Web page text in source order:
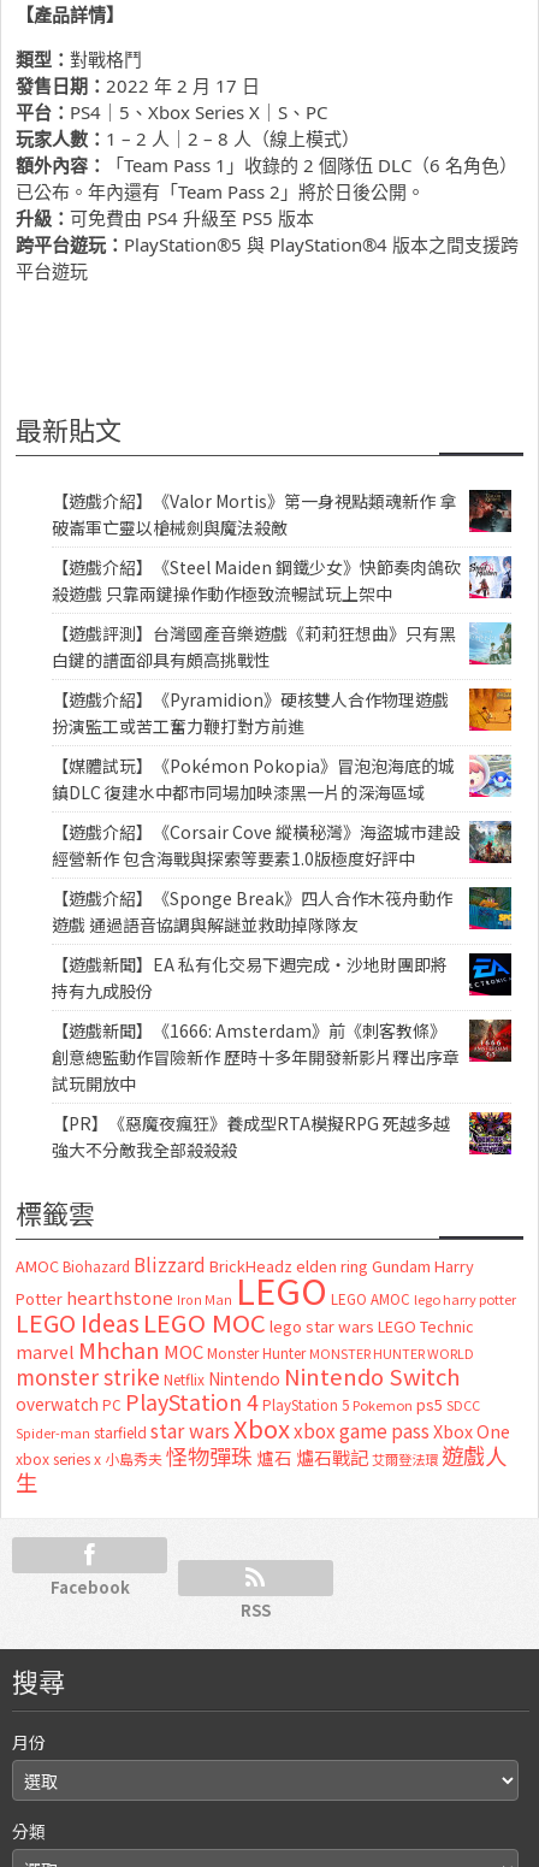
【產品詳情】
類型： 對戰格鬥
發售日期： 2022 年 2 月 17 日
平台 ： PS4｜5、Xbox Series X｜S、PC
玩家人數 ： 1 – 2 人｜2 – 8 人（線上模式）
額外內容 ：
「Team Pass 1」收錄的 2 個隊伍 DLC（6 名角色）
已公布。年內還有「Team Pass 2」將於日後公開。
升級： 可免費由 PS4 升級至 PS5 版本
跨平台遊玩： PlayStation®5 與 PlayStation®4 版本之間支援跨
平台遊玩
最新貼文
【遊戲介紹】《Valor Mortis》第一身視點類魂新作 拿
破崙軍亡靈以槍械劍與魔法殺敵
【遊戲介紹】《Steel Maiden 鋼鐵少女》快節奏肉鴿砍
殺遊戲 只靠兩鍵操作動作極致流暢試玩上架中
【遊戲評測】台灣國產音樂遊戲《莉莉狂想曲》只有黑
白鍵的譜面卻具有頗高挑戰性
【遊戲介紹】《Pyramidion》硬核雙人合作物理遊戲
扮演監工或苦工奮力鞭打對方前進
【媒體試玩】《Pokémon Pokopia》冒泡泡海底的城
鎮DLC 復建水中都市同場加映漆黑一片的深海區域
【遊戲介紹】《Corsair Cove 縱橫秘灣》海盜城市建設
經營新作 包含海戰與探索等要素1.0版極度好評中
【遊戲介紹】《Sponge Break》四人合作木筏舟動作
遊戲 通過語音協調與解謎並救助掉隊隊友
【遊戲新聞】EA 私有化交易下週完成・沙地財團即將
持有九成股份
【遊戲新聞】《1666: Amsterdam》前《刺客教條》
創意總監動作冒險新作 歷時十多年開發新影片釋出序章
試玩開放中
【PR】《惡魔夜瘋狂》養成型RTA模擬RPG 死越多越
強大不分敵我全部殺殺殺
標籤雲
AMOC Biohazard Blizzard BrickHeadz elden ring Gundam Harry
Potter hearthstone Iron Man LEGO LEGO AMOC lego harry potter
LEGO Ideas LEGO MOC lego star wars LEGO Technic
marvel Mhchan MOC Monster Hunter MONSTER HUNTER WORLD
monster strike Netflix Nintendo Nintendo Switch
overwatch PC PlayStation 4 PlayStation 5 Pokemon ps5 SDCC
Spider-man starfield star wars Xboxxbox game passXbox One
xbox series x 小島秀夫怪物彈珠 爐石 爐石戰記艾爾登法環 遊戲人
生
Facebook
RSS
搜尋
月份
分類